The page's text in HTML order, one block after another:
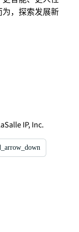
，探索发展新
IP, Inc.